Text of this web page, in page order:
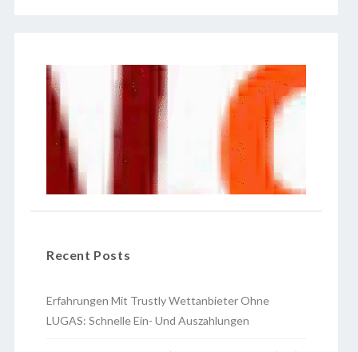
Recent Posts
Erfahrungen Mit Trustly Wettanbieter Ohne
LUGAS: Schnelle Ein- Und Auszahlungen